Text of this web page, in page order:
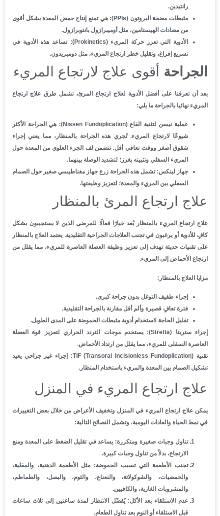
رانتيدين.
مثبطات مضخة البروتون (PPIs):
هي تمنع إنتاج حمض المعدة بشكل أقوى
من مضادات الهيستامين، مثل أوميبرازول بانتوبرازول.
الأدوية التي تعزز حركة المريء (Prokinetics):
تساعد هذه الأدوية في
تسريع إفراغ، وتقليل خطر ارتجاع المريء، مثل دومبريدون.
الجراحة أقوى علاج لارتجاع المريء
بعد أن تعرفنا على أفضل الأدوية لعلاج ارتجاع المرئ، تشمل طرق علاج ارتجاع
المريء نهائيا بالجراحة ما يلي:
عملية نيسن لتثنية القاع (Nissen Fundoplication):
هي الجراحة الأكثر
شيوعًا لارتجاع المريء. تُجري هذه الجراحة بالمنظار، مما يعني إجراء
شقوق أصغر ووقت تعافي أقل. تتضمن لف الجزء العلوي من المعدة حول
المريء السفلي وتثبيته بغرز؛ لتشديد الوصلة بينهما.
جهاز لينكس: تشمل هذه الجراحة زرع جهاز مغناطيسي صغير حول الصمام
السفلي بين المريء والمعدة؛ لتعزيز وظيفتها.
علاج ارتجاع المرئ بالمنظار
علاج ارتجاع المريء بالمنظار يُعد خيارًا فعالًا للمرضى الذين لا يستجيبون بشكل
كافٍ للأدوية أو يرغبون في تجنب العلاجات الجراحية التقليدية. يعتمد العلاج بالمنظار
علىتقنيات حديثة تهدف إلى تعزيز وظيفة العضلة العاصرة للمريء، مما يقلل من
ارتجاع الأحماض إلى المريء.
مزايا العلاج بالمنظار:
إجراء طفيف التوغل بدون جراحة كبرى.
فترة تعافٍ قصيرة وألم أقل مقارنة بالجراحة التقليدية.
تقليل الحاجة لاستخدام أدوية مثبطات الحموضة على المدى الطويل.
إجراء ستريتا (Stretta):
يستخدم موجات التردد الحراري لتعزيز قوة العضلة
العاصرة السفلى للمريء، مما يقلل من ارتداد الأحماض.
تقنية TIF (Transoral Incisionless Fundoplication):
إجراء غير جراحي يعيد
تشكيل الصمام بين المعدة والمريء باستخدام المنظار.
علاج ارتجاع المريء في المنزل
يمكن علاج ارتجاع المريء في المنزل وتخفيف الأعراض من خلال بعض التغييرات
في نمط الحياة والعادات اليومية، وتشمل النصائح التالية:
تناول وجبات صغيرة ومتكررة: يساعد في تقليل الضغط على المعدة ومنع
الارتجاع، بدلاً من تناول وجبات كبيرة.
تجنب الأطعمة التي تسبب الحموضة: مثل الأطعمة الدهنية، والمقلية،
والحمضيات، والشوكولاتة، والنعناع، والثوم، والبصل، والطماطم،
والمشروبات الغازية، والكافيين.
عدم الاستلقاء بعد الأكل: يُفضّل الانتظار لمدة ساعتين إلى ثلاث ساعات
قبل الاستلقاء أو النوم بعد تناول الطعام.